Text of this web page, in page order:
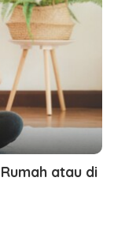
atau di